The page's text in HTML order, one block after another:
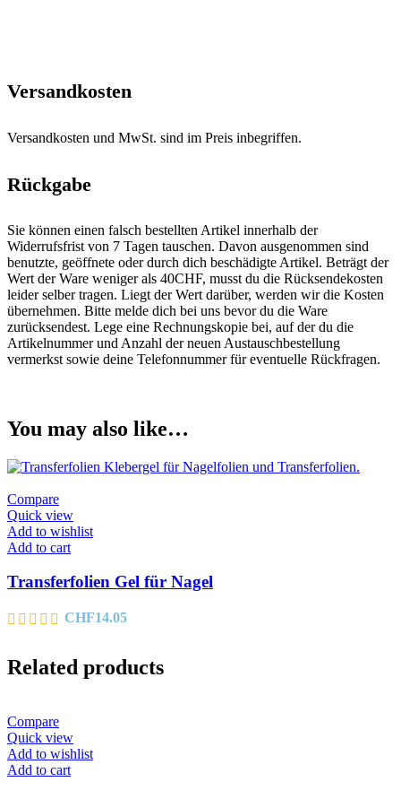
Versandkosten
Versandkosten und MwSt. sind im Preis inbegriffen.
Rückgabe
Sie können einen falsch bestellten Artikel innerhalb der
Widerrufsfrist von 7 Tagen tauschen. Davon ausgenommen sind
benutzte, geöffnete oder durch dich beschädigte Artikel. Beträgt der
Wert der Ware weniger als 40CHF, musst du die Rücksendekosten
leider selber tragen. Liegt der Wert darüber, werden wir die Kosten
übernehmen. Bitte melde dich bei uns bevor du die Ware
zurücksendest. Lege eine Rechnungskopie bei, auf der du die
Artikelnummer und Anzahl der neuen Austauschbestellung
vermerkst sowie deine Telefonnummer für eventuelle Rückfragen.
You may also like…
Compare
Quick view
Add to wishlist
Add to cart
Transferfolien Gel für Nagel
CHF14.05
Related products
Compare
Quick view
Add to wishlist
Add to cart